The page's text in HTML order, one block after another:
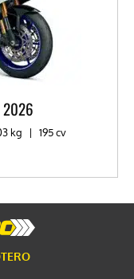
2026
kg | 195 cv